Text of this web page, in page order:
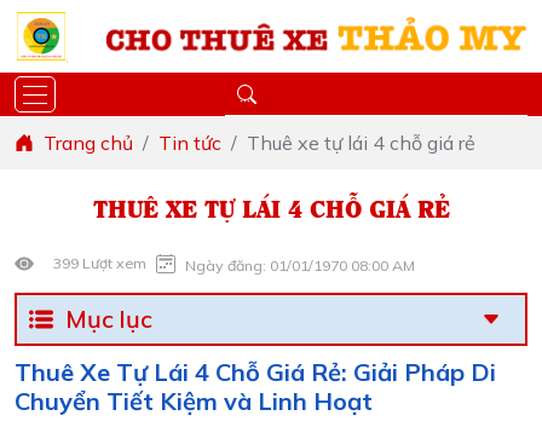
Trang chủ Tin tức Thuê xe tự lái 4 chỗ giá rẻ
THUÊ XE TỰ LÁI 4 CHỖ GIÁ RẺ
399 Lượt xem Ngày đăng: 01/01/1970 08:00 AM
Mục lục
Thuê Xe Tự Lái 4 Chỗ Giá Rẻ: Giải Pháp Di
Chuyển Tiết Kiệm và Linh Hoạt